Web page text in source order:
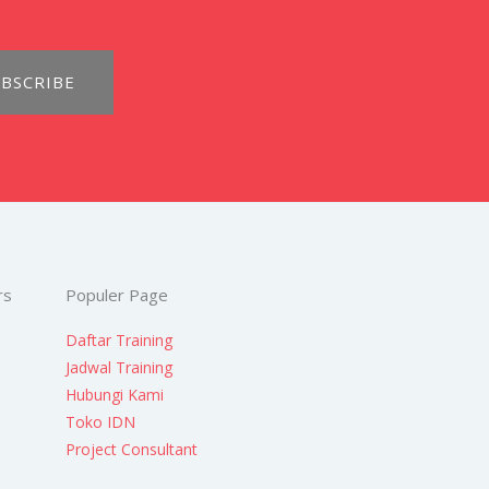
Populer Page
Daftar Training
Jadwal Training
Hubungi Kami
Toko IDN
Project Consultant